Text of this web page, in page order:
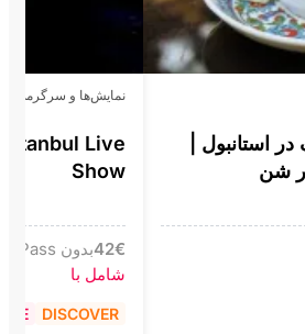
استانبول |
شن
نمایش‌ها و سرگرمی
Live
Show
€
42بدون Pass
شامل با
DISCOVER